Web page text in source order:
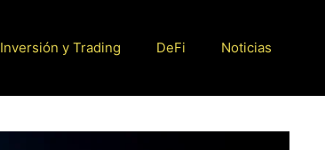
Inversión y Trading DeFi Noticias